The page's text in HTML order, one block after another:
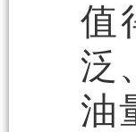
值
泛
油